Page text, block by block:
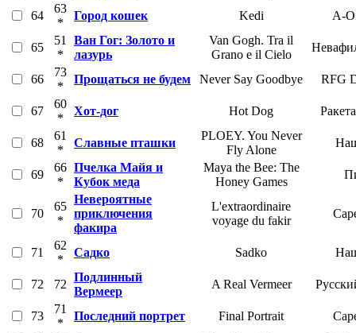
64
63
*
Город кошек Kedi A-
65
51
*
Ван Гог: Золото и
лазурь
Van Gogh. Tra il
Grano e il Cielo
66
73
*
Прощаться не будем Never Say Goodbye RFG
67
60
*
Хот-дог Hot Dog
68
61
*
Славные пташки
PLOEY. You Never
Fly Alone
69
66
*
Пчелка Майя и
Кубок меда
Maya the Bee: The
Honey Games
70
65
*
Невероятные
приключения
факира
L'extraordinaire
voyage du fakir
71
62
*
Садко Sadko
72 72
Подлинный
Вермеер
A Real Vermeer
73
71
*
Последний портрет Final Portrait